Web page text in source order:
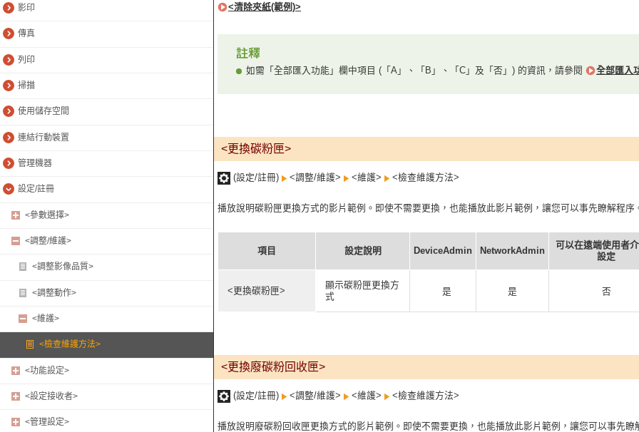
影印
傳真
列印
掃描
使用儲存空間
連結行動裝置
管理機器
設定/註冊
<參數選擇>
<調整/維護>
<調整影像品質>
<調整動作>
<維護>
<檢查維護方法>
<功能設定>
<設定接收者>
<管理設定>
<清除夾紙(範例)>
如需「全部匯入功能」欄中項目 (「A」、「B」、「C」及「否」) 的資訊，請參閱 全部匯入
<更換碳粉匣>
(設定/註冊) <調整/維護> <維護> <檢查維護方法>
播放說明碳粉匣更換方式的影片範例。即使不需要更換，也能播放此影片範例，讓您可以事先瞭解程序
項目 設定說明 DeviceAdmin NetworkAdmin
可以在遠端使用者
設定
<更換碳粉匣>
顯示碳粉匣更換方
式
是 是 否
<更換廢碳粉回收匣>
(設定/註冊) <調整/維護> <維護> <檢查維護方法>
播放說明廢碳粉回收匣更換方式的影片範例。即使不需要更換，也能播放此影片範例，讓您可以事先瞭